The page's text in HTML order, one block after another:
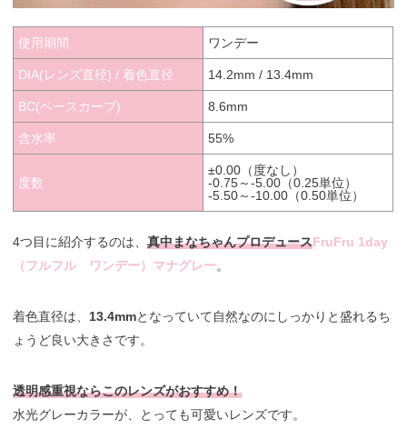
使用期間 ワンデー
DIA(レンズ直径) / 着色直径 14.2mm / 13.4mm
BC(ベースカーブ) 8.6mm
含水率 55%
度数
±0.00（度なし）
-0.75～-5.00（0.25単位）
-5.50～-10.00（0.50単位）
4つ目に紹介するのは、真中まなちゃんプロデュースFruFru 1day
（フルフル ワンデー）マナグレー。
着色直径は、 13.4mmとなっていて自然なのにしっかりと盛れるち
ょうど良い大きさです。
透明感重視ならこのレンズがおすすめ！
水光グレーカラーが、とっても可愛いレンズです。